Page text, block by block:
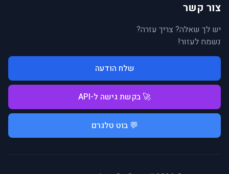
צור קשר
יש לך שאלה? צריך עזרה?
נשמח לעזור!
שלח הודעה
🚀 בקשת גישה ל-API
💬 בוט טלגרם